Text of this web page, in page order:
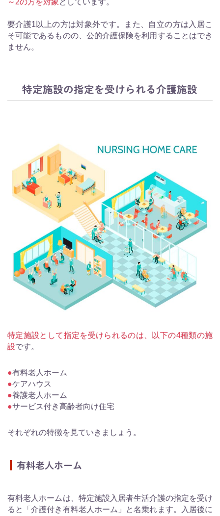
～2の方を対象 としています。
要介護1以上の方は対象外です。また、自立の方は入居こ
そ可能であるものの、公的介護保険を利用することはでき
ません。
特定施設の指定を受けられる介護施設
特定施設として指定を受けられるのは、以下の4種類の施
設です。
有料老人ホーム
ケアハウス
養護老人ホーム
サービス付き高齢者向け住宅
それぞれの特徴を見ていきましょう。
有料老人ホーム
有料老人ホームは、特定施設入居者生活介護の指定を受け
ると「介護付き有料老人ホーム」と名乗れます。入居後に